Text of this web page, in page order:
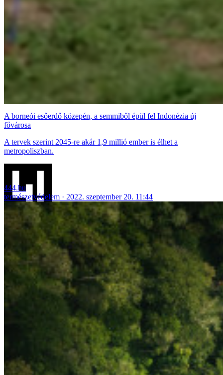
A borneói esőerdő közepén, a semmiből épül fel Indonézia új
fővárosa
A tervek szerint 2045-re akár 1,9 millió ember is élhet a
metropoliszban.
444.hu
természetvédelem
2022. szeptember 20. 11:44